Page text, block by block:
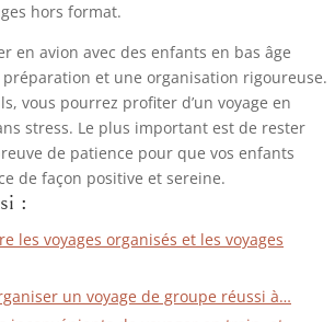
hors format.
en avion avec des enfants en bas âge
et une organisation rigoureuse.
vous pourrez profiter d’un voyage en
stress. Le plus important est de rester
de patience pour que vos enfants
de façon positive et sereine.
:
les voyages organisés et les voyages
un voyage de groupe réussi à…